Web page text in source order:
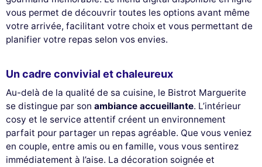
vous permet de découvrir toutes les options avant même
votre arrivée, facilitant votre choix et vous permettant de
planifier votre repas selon vos envies.
Un cadre convivial et chaleureux
Au-delà de la qualité de sa cuisine, le Bistrot Marguerite
se distingue par son ambiance accueillante. L’intérieur
cosy et le service attentif créent un environnement
parfait pour partager un repas agréable. Que vous veniez
en couple, entre amis ou en famille, vous vous sentirez
immédiatement à l’aise. La décoration soignée et